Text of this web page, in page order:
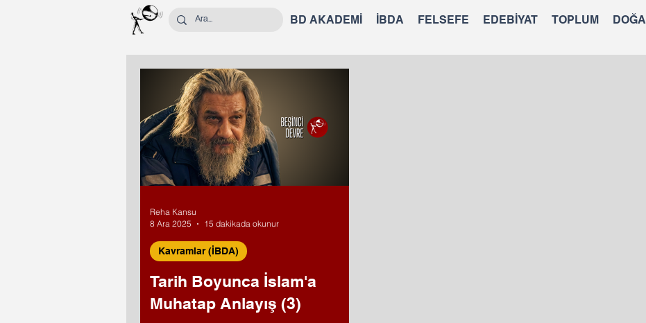
BD AKADEMİ İBDA FELSEFE EDEBİYAT TOPLUM DOĞA
Tarih Boyunca İslam'a
Muhatap Anlayış (3)
Kavramlar (İBDA)
Reha Kansu
8 Ara 2025
15 dakikada okunur